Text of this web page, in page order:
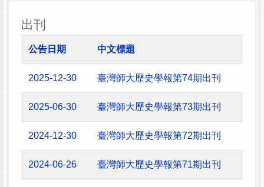
出刊
公告日期 中文標題
2025-12-30 臺灣師大歷史學報第74期出刊
2025-06-30 臺灣師大歷史學報第73期出刊
2024-12-30 臺灣師大歷史學報第72期出刊
2024-06-26 臺灣師大歷史學報第71期出刊